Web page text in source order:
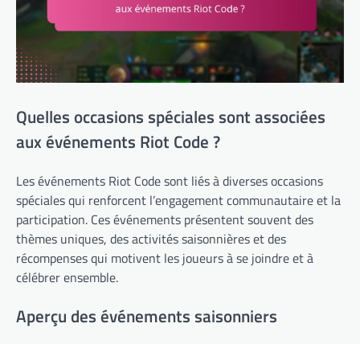
Quelles occasions spéciales sont associées
aux événements Riot Code ?
Les événements Riot Code sont liés à diverses occasions
spéciales qui renforcent l’engagement communautaire et la
participation. Ces événements présentent souvent des
thèmes uniques, des activités saisonnières et des
récompenses qui motivent les joueurs à se joindre et à
célébrer ensemble.
Aperçu des événements saisonniers